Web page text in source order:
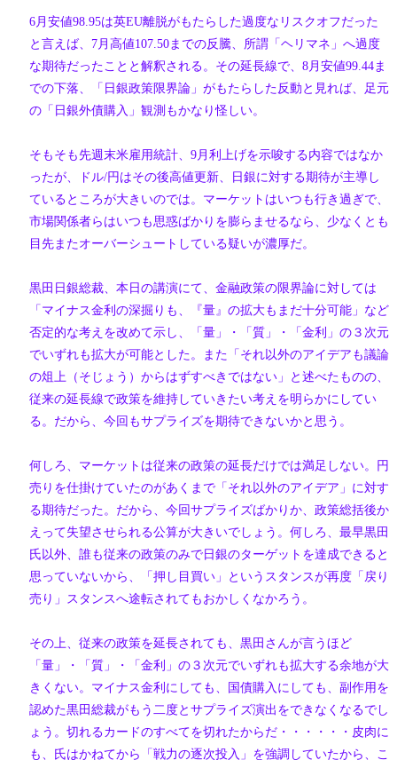
6月安値98.95は英EU離脱がもたらした過度なリスクオフだった
と言えば、7月高値107.50までの反騰、所謂「ヘリマネ」へ過度
な期待だったことと解釈される。その延長線で、8月安値99.44ま
での下落、「日銀政策限界論」がもたらした反動と見れば、足元
の「日銀外債購入」観測もかなり怪しい。
そもそも先週末米雇用統計、9月利上げを示唆する内容ではなか
ったが、ドル/円はその後高値更新、日銀に対する期待が主導し
ているところが大きいのでは。マーケットはいつも行き過ぎで、
市場関係者らはいつも思惑ばかりを膨らませるなら、少なくとも
目先またオーバーシュートしている疑いが濃厚だ。
黒田日銀総裁、本日の講演にて、金融政策の限界論に対しては
「マイナス金利の深掘りも、『量』の拡大もまだ十分可能」など
否定的な考えを改めて示し、「量」・「質」・「金利」の３次元
でいずれも拡大が可能とした。また「それ以外のアイデアも議論
の俎上（そじょう）からはずすべきではない」と述べたものの、
従来の延長線で政策を維持していきたい考えを明らかにしてい
る。だから、今回もサプライズを期待できないかと思う。
何しろ、マーケットは従来の政策の延長だけでは満足しない。円
売りを仕掛けていたのがあくまで「それ以外のアイデア」に対す
る期待だった。だから、今回サプライズばかりか、政策総括後か
えって失望させられる公算が大きいでしょう。何しろ、最早黒田
氏以外、誰も従来の政策のみで日銀のターゲットを達成できると
思っていないから、「押し目買い」というスタンスが再度「戻り
売り」スタンスへ途転されてもおかしくなかろう。
その上、従来の政策を延長されても、黒田さんが言うほど
「量」・「質」・「金利」の３次元でいずれも拡大する余地が大
きくない。マイナス金利にしても、国債購入にしても、副作用を
認めた黒田総裁がもう二度とサプライズ演出をできなくなるでし
ょう。切れるカードのすべてを切れたからだ・・・・・・皮肉に
も、氏はかねてから「戦力の逐次投入」を強調していたから、こ